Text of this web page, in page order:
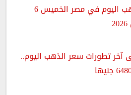
سعر الذهب اليوم في مصر الخميس 6
آخر تطورات سعر الذهب اليوم..